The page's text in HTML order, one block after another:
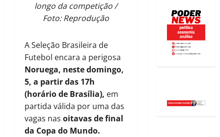
longo da competição /
Foto: Reprodução
A Seleção Brasileira de
Futebol encara a perigosa
Noruega, neste domingo,
5, a partir das 17h
(horário de Brasília), em
partida válida por uma das
vagas nas oitavas de final
da Copa do Mundo.